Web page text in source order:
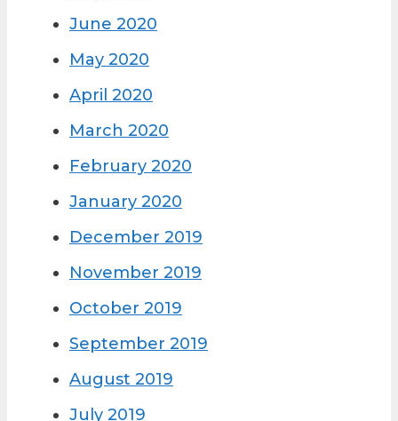
June 2020
May 2020
April 2020
March 2020
February 2020
January 2020
December 2019
November 2019
October 2019
September 2019
August 2019
July 2019